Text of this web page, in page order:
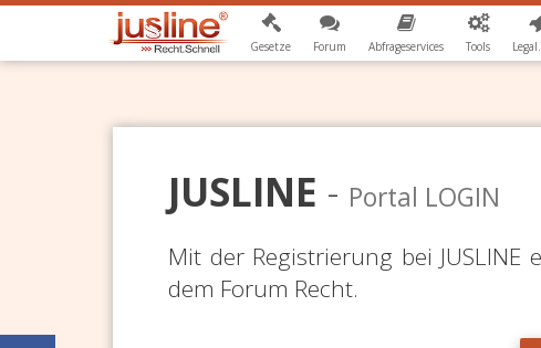
Gesetze Forum Abfrageservices Tools
JUSLINE - Portal LOGIN
Mit der Registrierung bei
dem Forum Recht.